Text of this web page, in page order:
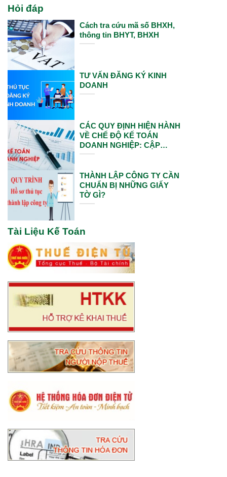
Hỏi đáp
Cách tra cứu mã số BHXH,
thông tin BHYT, BHXH
TƯ VẤN ĐĂNG KÝ KINH
DOANH
CÁC QUY ĐỊNH HIỆN HÀNH
VỀ CHẾ ĐỘ KẾ TOÁN
DOANH NGHIỆP: CẬP
NHẬT VÀ ÁP DỤNG MỚI
THÀNH LẬP CÔNG TY CẦN
CHUẨN BỊ NHỮNG GIẤY
TỜ GÌ?
Tài Liệu Kế Toán